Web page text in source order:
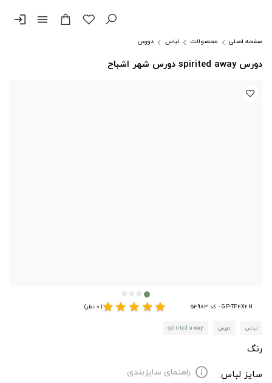
menu
login
صفحه اصلی محصولات لباس دورس
دورس spirited away دورس شهر اشباح
GP-TF4X2H - کد 54983 star
star
star
star
star(0 نظر)
لباس دورس spirited away
رنگ
سایز لباس
info راهنمای سایزبندی